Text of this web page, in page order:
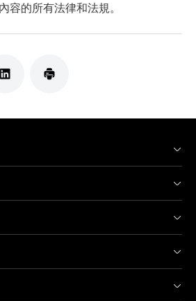
容的所有法律和法規。